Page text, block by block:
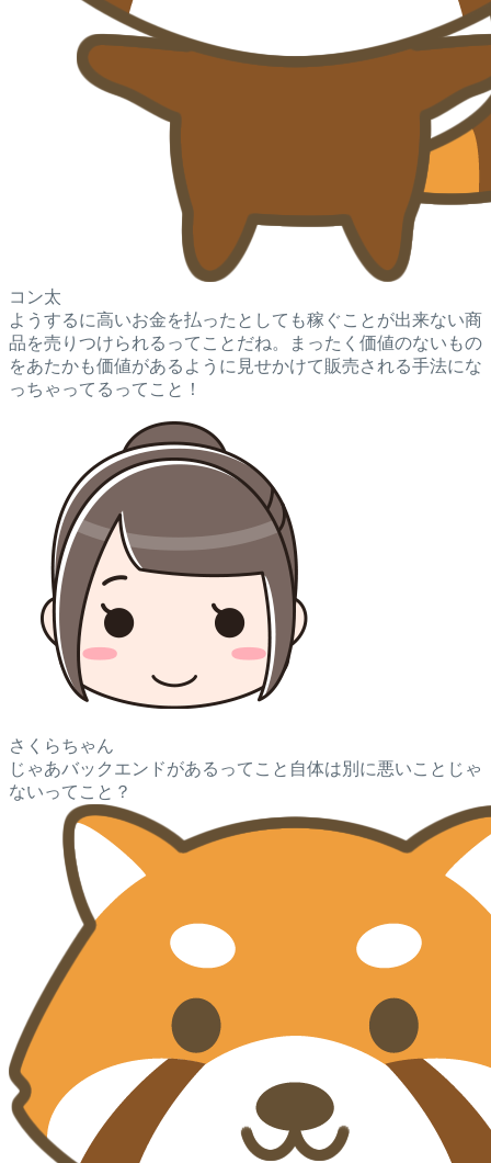
コン太
ようするに高いお金を払ったとしても稼ぐことが出来ない商
品を売りつけられるってことだね。まったく価値のないもの
をあたかも価値があるように見せかけて販売される手法にな
っちゃってるってこと！
さくらちゃん
じゃあバックエンドがあるってこと自体は別に悪いことじゃ
ないってこと？